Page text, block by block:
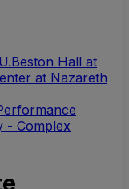
Beston Hall at
at Nazareth
- Complex